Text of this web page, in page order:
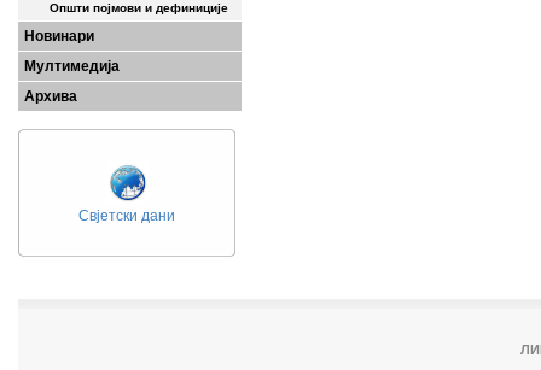
Општи појмови и дефиниције
Новинари
Мултимедија
Архива
Свјетски дани